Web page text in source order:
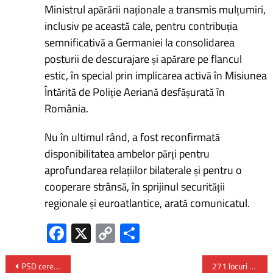
Ministrul apărării naționale a transmis mulțumiri,
inclusiv pe această cale, pentru contribuția
semnificativă a Germaniei la consolidarea
posturii de descurajare și apărare pe flancul
estic, în special prin implicarea activă în Misiunea
Întărită de Poliție Aeriană desfășurată în
România.
Nu în ultimul rând, a fost reconfirmată
disponibilitatea ambelor părți pentru
aprofundarea relațiilor bilaterale și pentru o
cooperare strânsă, în sprijinul securității
regionale și euroatlantice, arată comunicatul.
Fa
ce
X C
o
PSD cere autorităților române să intervină urgent în chestiunea privind dubla cetățenie a românilor din Ucraina 271 locuri de muncă vacante în Spațiul Economic European